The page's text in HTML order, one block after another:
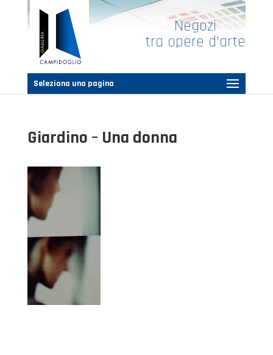
Negozi
tra opere d’arte
Seleziona una pagina
Giardino – Una donna